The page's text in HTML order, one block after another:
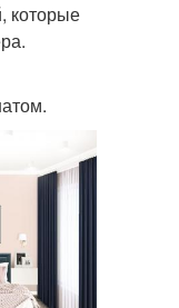
которые